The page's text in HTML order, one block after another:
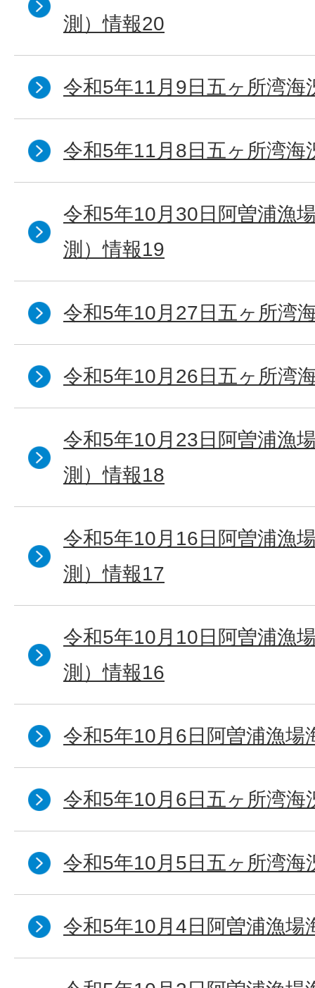
測）情報20
令和5年11月9日五ヶ所湾海
令和5年11月8日五ヶ所湾海
令和5年10月30日阿曽浦漁
測）情報19
令和5年10月27日五ヶ所湾
令和5年10月26日五ヶ所湾
令和5年10月23日阿曽浦漁
測）情報18
令和5年10月16日阿曽浦漁
測）情報17
令和5年10月10日阿曽浦漁
測）情報16
令和5年10月6日阿曽浦漁場
令和5年10月6日五ヶ所湾海
令和5年10月5日五ヶ所湾海
令和5年10月4日阿曽浦漁場